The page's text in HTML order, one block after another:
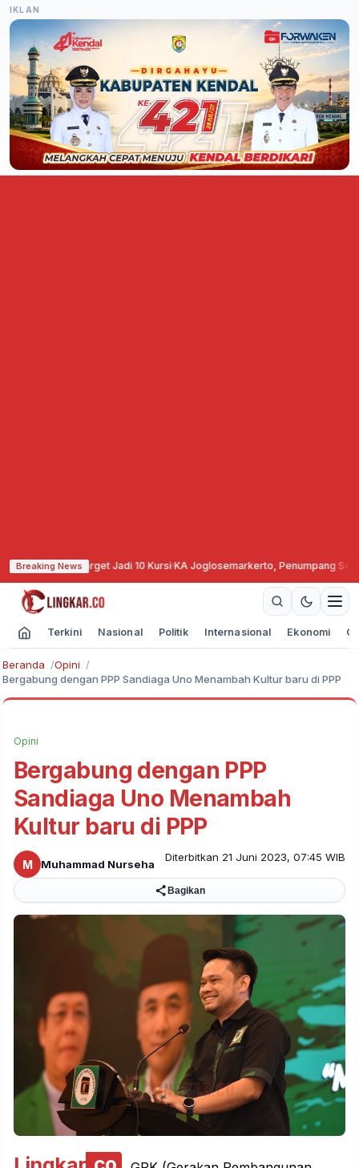
IKLAN
Breaking News
Naikkan Target Jadi 10 Kursi· KA Joglosemarkerto, Penumpang
Terkini Nasional Politik Internasional Ekonomi
Beranda
Opini
Bergabung dengan PPP Sandiaga Uno Menambah Kultur baru di PPP
Opini
Bergabung dengan PPP
Sandiaga Uno Menambah
Kultur baru di PPP
M Muhammad Nurseha
Diterbitkan 21 Juni 2023, 07:45 WIB
Bagikan